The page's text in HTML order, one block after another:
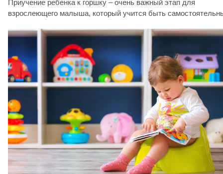
Приучение ребенка к горшку – очень важный этап для
взрослеющего малыша, который учится быть